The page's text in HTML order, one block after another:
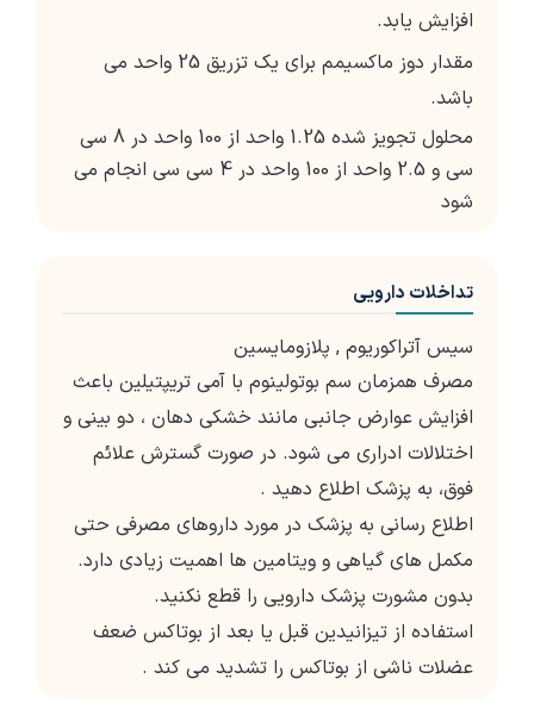
افزایش یابد.
مقدار دوز ماکسیمم برای یک تزریق 25 واحد می
باشد.
محلول تجویز شده 1.25 واحد از 100 واحد در 8 سی
سی و 2.5 واحد از 100 واحد در 4 سی سی انجام می
شود
تداخلات دارویی
سیس آتراکوریوم , پلازومایسین
مصرف همزمان سم بوتولینوم با آمی تریپتیلین باعث
افزایش عوارض جانبی مانند خشکی دهان ، دو بینی و
اختلالات ادراری می شود. در صورت گسترش علائم
فوق، به پزشک اطلاع دهید .
اطلاع رسانی به پزشک در مورد داروهای مصرفی حتی
مکمل های گیاهی و ویتامین ها اهمیت زیادی دارد.
بدون مشورت پزشک دارویی را قطع نکنید.
استفاده از تیزانیدین قبل یا بعد از بوتاکس ضعف
عضلات ناشی از بوتاکس را تشدید می کند .